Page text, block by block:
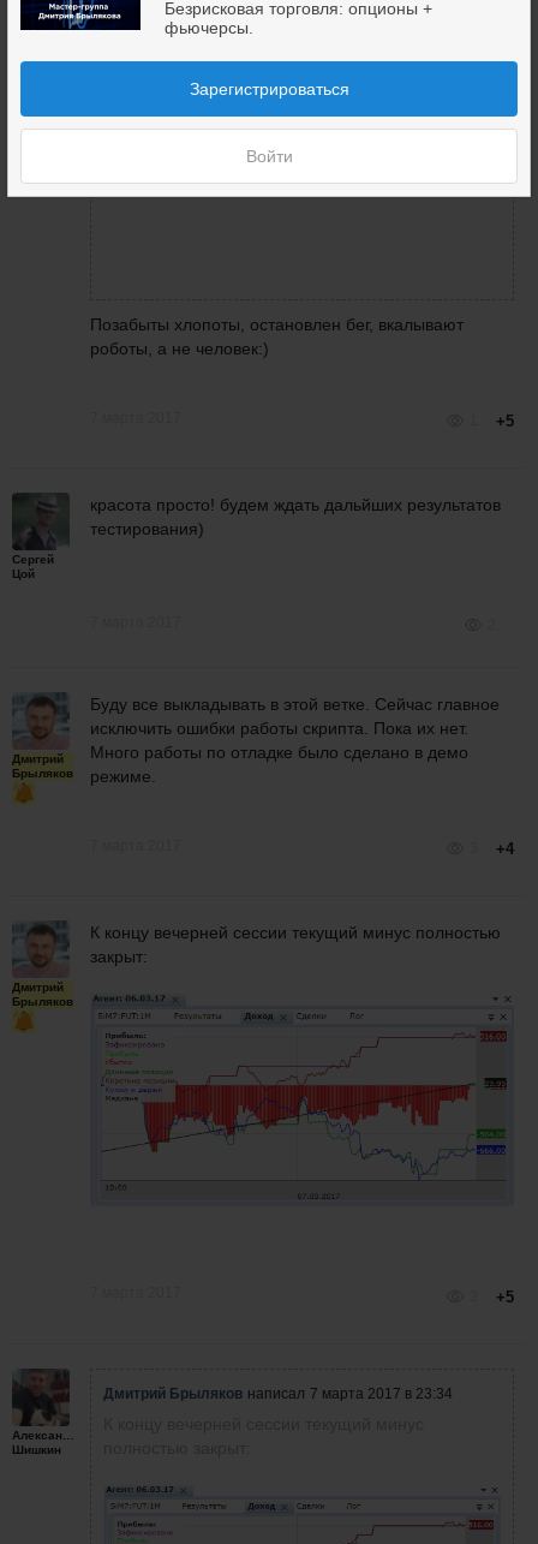
Безрисковая торговля: опционы +
фьючерсы.
Зарегистрироваться
Войти
Позабыты хлопоты, остановлен бег, вкалывают
роботы, а не человек:)
+5
Сергей
Цой
красота просто! будем ждать дальйших результатов
тестирования)
Дмитрий
Брыляков
Буду все выкладывать в этой ветке. Сейчас главное
исключить ошибки работы скрипта. Пока их нет.
Много работы по отладке было сделано в демо
режиме.
+4
Дмитрий
Брыляков
К концу вечерней сессии текущий минус полностью
закрыт:
+5
Александр
Шишкин
Дмитрий Брыляков написал 7 марта 2017 в 23:34